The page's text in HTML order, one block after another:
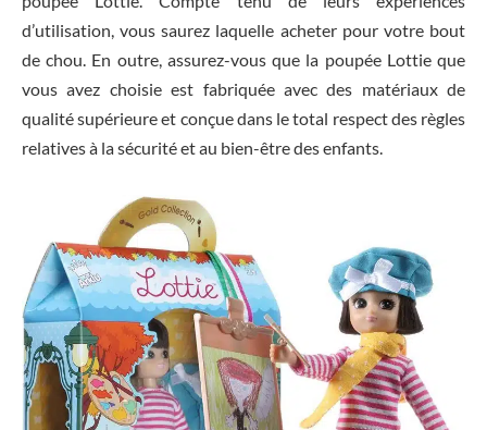
d’utilisation, vous saurez laquelle acheter pour votre bout
de chou. En outre, assurez-vous que la poupée Lottie que
vous avez choisie est fabriquée avec des matériaux de
qualité supérieure et conçue dans le total respect des règles
relatives à la sécurité et au bien-être des enfants.